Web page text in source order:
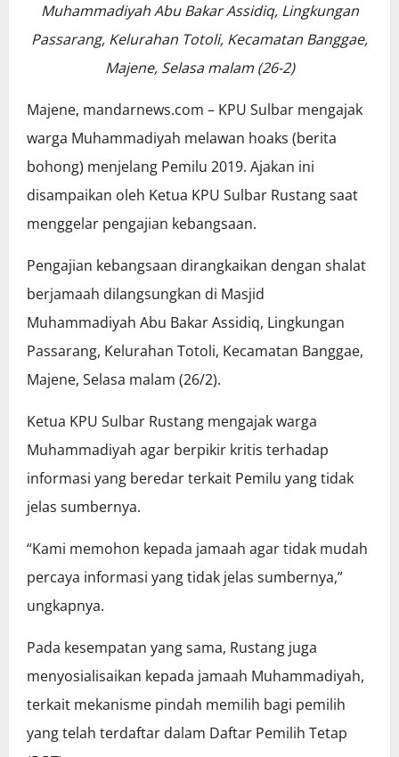
Muhammadiyah Abu Bakar Assidiq, Lingkungan
Passarang, Kelurahan Totoli, Kecamatan Banggae,
Majene, Selasa malam (26-2)
Majene, mandarnews.com – KPU Sulbar mengajak
warga Muhammadiyah melawan hoaks (berita
bohong) menjelang Pemilu 2019. Ajakan ini
disampaikan oleh Ketua KPU Sulbar Rustang saat
menggelar pengajian kebangsaan.
Pengajian kebangsaan dirangkaikan dengan shalat
berjamaah dilangsungkan di Masjid
Muhammadiyah Abu Bakar Assidiq, Lingkungan
Passarang, Kelurahan Totoli, Kecamatan Banggae,
Majene, Selasa malam (26/2).
Ketua KPU Sulbar Rustang mengajak warga
Muhammadiyah agar berpikir kritis terhadap
informasi yang beredar terkait Pemilu yang tidak
jelas sumbernya.
“Kami memohon kepada jamaah agar tidak mudah
percaya informasi yang tidak jelas sumbernya,”
ungkapnya.
Pada kesempatan yang sama, Rustang juga
menyosialisaikan kepada jamaah Muhammadiyah,
terkait mekanisme pindah memilih bagi pemilih
yang telah terdaftar dalam Daftar Pemilih Tetap